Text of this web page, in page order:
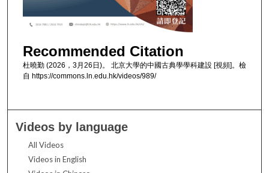
Recommended Citation
杜曉勤 (2026，3月26日)。 北京大學的中國古典學學科建設 [視頻]。檢
自 https://commons.ln.edu.hk/videos/989/
Videos by language
All Videos
Videos in English